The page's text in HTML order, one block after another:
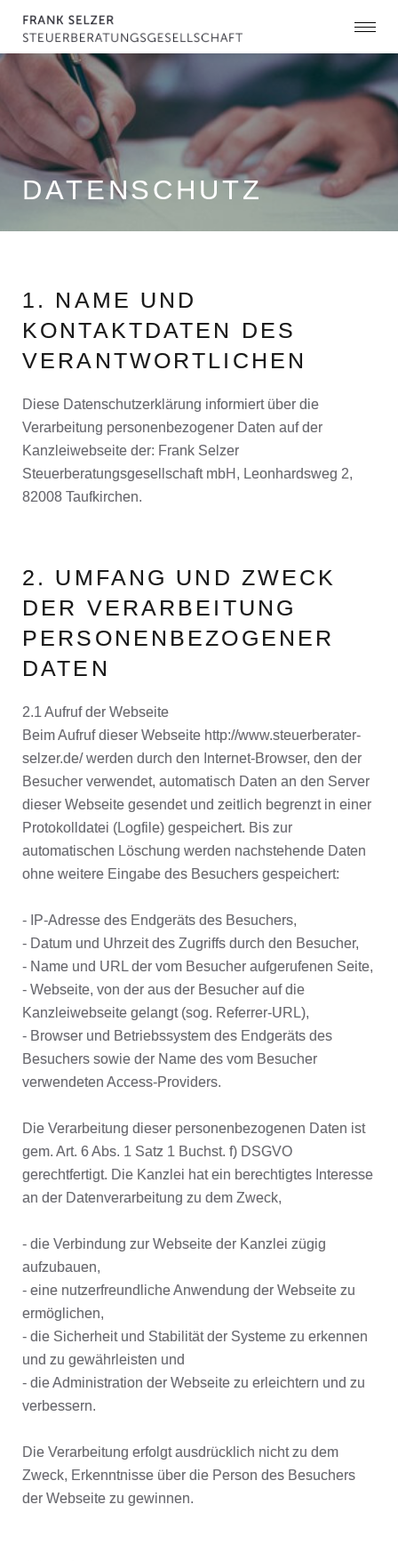
DATENSCHUTZ
1. NAME UND
KONTAKTDATEN DES
VERANTWORTLICHEN
Diese Datenschutzerklärung informiert über die
Verarbeitung personenbezogener Daten auf der
Kanzleiwebseite der: Frank Selzer
Steuerberatungsgesellschaft mbH, Leonhardsweg 2,
82008 Taufkirchen.
2. UMFANG UND ZWECK
DER VERARBEITUNG
PERSONENBEZOGENER
DATEN
2.1 Aufruf der Webseite
Beim Aufruf dieser Webseite http://www.steuerberater-
selzer.de/ werden durch den Internet-Browser, den der
Besucher verwendet, automatisch Daten an den Server
dieser Webseite gesendet und zeitlich begrenzt in einer
Protokolldatei (Logfile) gespeichert. Bis zur
automatischen Löschung werden nachstehende Daten
ohne weitere Eingabe des Besuchers gespeichert:
- IP-Adresse des Endgeräts des Besuchers,
- Datum und Uhrzeit des Zugriffs durch den Besucher,
- Name und URL der vom Besucher aufgerufenen Seite,
- Webseite, von der aus der Besucher auf die
Kanzleiwebseite gelangt (sog. Referrer-URL),
- Browser und Betriebssystem des Endgeräts des
Besuchers sowie der Name des vom Besucher
verwendeten Access-Providers.
Die Verarbeitung dieser personenbezogenen Daten ist
gem. Art. 6 Abs. 1 Satz 1 Buchst. f) DSGVO
gerechtfertigt. Die Kanzlei hat ein berechtigtes Interesse
an der Datenverarbeitung zu dem Zweck,
- die Verbindung zur Webseite der Kanzlei zügig
aufzubauen,
- eine nutzerfreundliche Anwendung der Webseite zu
ermöglichen,
- die Sicherheit und Stabilität der Systeme zu erkennen
und zu gewährleisten und
- die Administration der Webseite zu erleichtern und zu
verbessern.
Die Verarbeitung erfolgt ausdrücklich nicht zu dem
Zweck, Erkenntnisse über die Person des Besuchers
der Webseite zu gewinnen.